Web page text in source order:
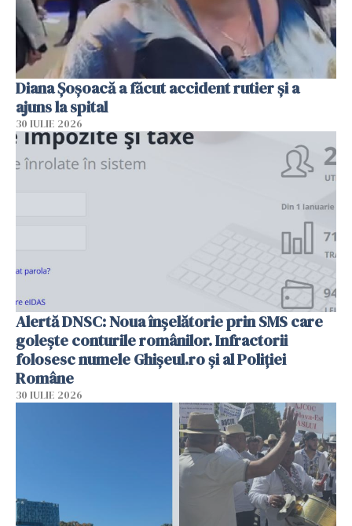
Diana Șoșoacă a făcut accident rutier și a
ajuns la spital
30 IULIE 2026
Alertă DNSC: Noua înșelătorie prin SMS care
golește conturile românilor. Infractorii
folosesc numele Ghișeul.ro și al Poliției
Române
30 IULIE 2026